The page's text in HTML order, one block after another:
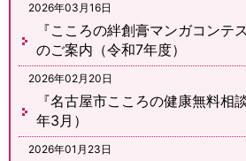
2026年03月16日
『こころの絆創膏マンガコンテ
のご案内（令和7年度）
2026年02月20日
『名古屋市こころの健康無料相
年3月）
2026年01月23日